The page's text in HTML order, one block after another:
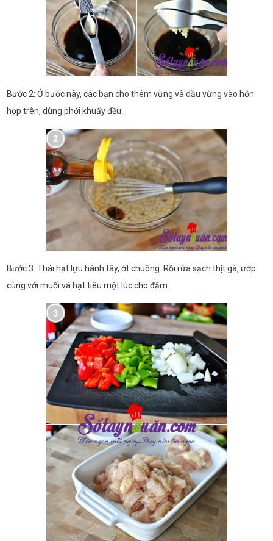
Bước 2: Ở bước này, các bạn cho thêm vừng và dầu vừng vào hỗn
hợp trên, dùng phới khuấy đều.
Bước 3: Thái hạt lựu hành tây, ớt chuông. Rồi rửa sạch thịt gà, ướp
cùng với muối và hạt tiêu một lúc cho đậm.